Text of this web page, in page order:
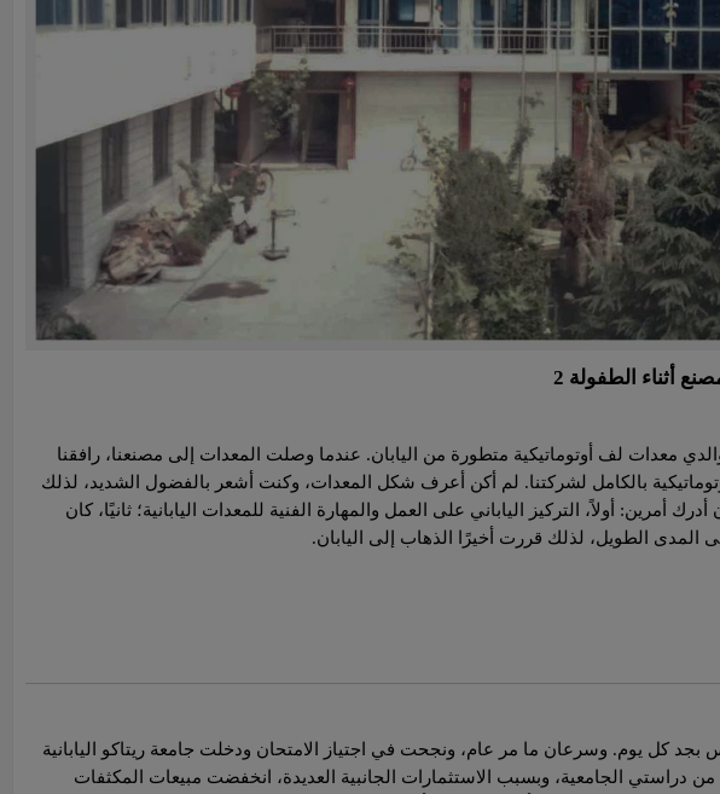
أثناء الطفولة 2
معدات لف أوتوماتيكية متطورة من اليابان. عندما وصلت المعدات إلى مصنعنا، رافقنا
بالكامل لشركتنا. لم أكن أعرف شكل المعدات، وكنت أشعر بالفضول الشديد، لذلك
أولاً، التركيز الياباني على العمل والمهارة الفنية للمعدات اليابانية؛ ثانيًا، كان
المدى الطويل، لذلك قررت أخيرًا الذهاب إلى اليابان.
كل يوم. وسرعان ما مر عام، ونجحت في اجتياز الامتحان ودخلت جامعة ريتاكو اليابانية
دراستي الجامعية، وبسبب الاستثمارات الجانبية العديدة، انخفضت مبيعات المكثفات